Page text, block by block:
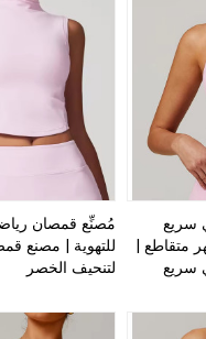
سريع
متقاطع |
سريع
مُصنِّع قمصان
للتهوية | مصنع
لتنحيف الخصر